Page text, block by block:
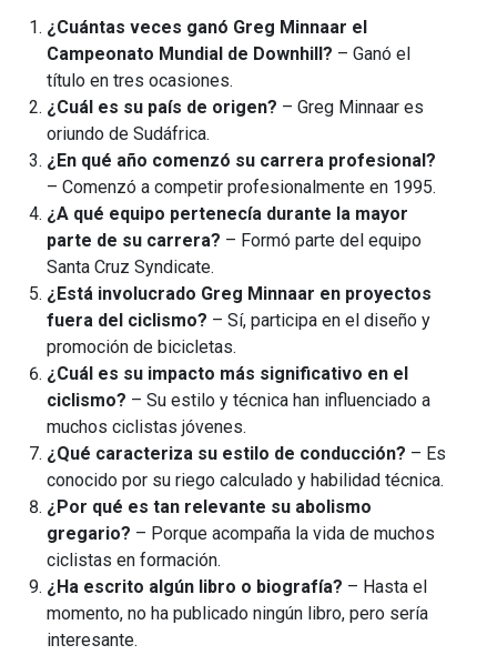
¿Cuántas veces ganó Greg Minnaar el
Campeonato Mundial de Downhill? – Ganó el
título en tres ocasiones.
¿Cuál es su país de origen? – Greg Minnaar es
oriundo de Sudáfrica.
¿En qué año comenzó su carrera profesional?
– Comenzó a competir profesionalmente en 1995.
¿A qué equipo pertenecía durante la mayor
parte de su carrera? – Formó parte del equipo
Santa Cruz Syndicate.
¿Está involucrado Greg Minnaar en proyectos
fuera del ciclismo? – Sí, participa en el diseño y
promoción de bicicletas.
¿Cuál es su impacto más significativo en el
ciclismo? – Su estilo y técnica han influenciado a
muchos ciclistas jóvenes.
¿Qué caracteriza su estilo de conducción? – Es
conocido por su riego calculado y habilidad técnica.
¿Por qué es tan relevante su abolismo
gregario? – Porque acompaña la vida de muchos
ciclistas en formación.
¿Ha escrito algún libro o biografía? – Hasta el
momento, no ha publicado ningún libro, pero sería
interesante.